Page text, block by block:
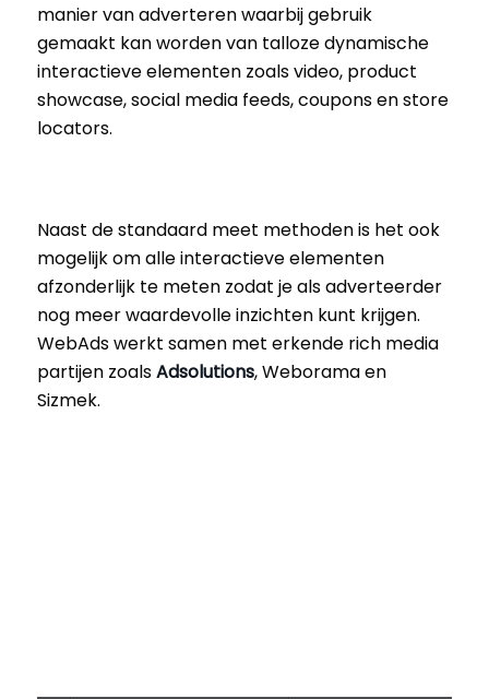
manier van adverteren waarbij gebruik
gemaakt kan worden van talloze dynamische
interactieve elementen zoals video, product
showcase, social media feeds, coupons en store
locators.
Naast de standaard meet methoden is het ook
mogelijk om alle interactieve elementen
afzonderlijk te meten zodat je als adverteerder
nog meer waardevolle inzichten kunt krijgen.
WebAds werkt samen met erkende rich media
partijen zoalsAdsolutions, Weborama en
Sizmek.